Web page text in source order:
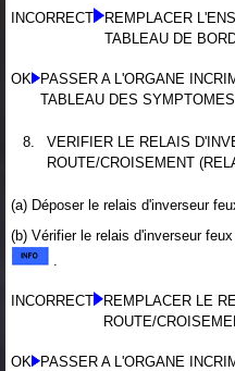
INCORRECT
REMPLACER
TABLEAU DE
OK
PASSER A L'ORGANE
TABLEAU DES
8.
VERIFIER LE RELAIS
ROUTE/CROISEMENT
(a) Déposer le relais d'inverseur
(b) Vérifier le relais d'inverseur
INCORRECT
REMPLACER LE
ROUTE/
OK
PASSER A L'ORGANE